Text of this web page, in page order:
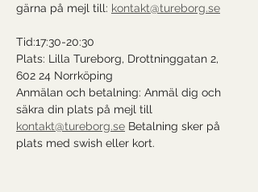
gärna på mejl till: kontakt@tureborg.se
Tid:17:30-20:30
Plats: Lilla Tureborg, Drottninggatan 2,
602 24 Norrköping
Anmälan och betalning: Anmäl dig och
säkra din plats på mejl till
kontakt@tureborg.se Betalning sker på
plats med swish eller kort.